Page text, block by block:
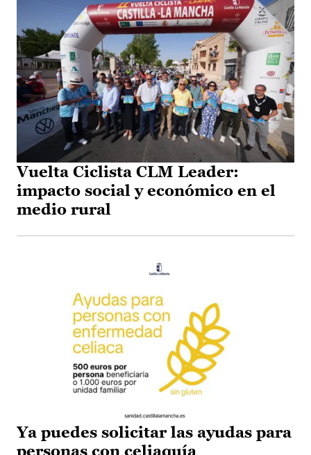
Vuelta Ciclista CLM Leader:
impacto social y económico en el
medio rural
Ya puedes solicitar las ayudas para
personas con celiaquía